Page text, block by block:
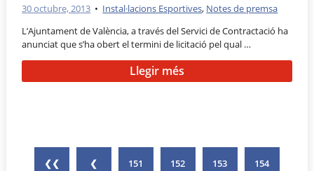
30 octubre, 2013 • Instal·lacions Esportives, Notes de premsa
L’Ajuntament de València, a través del Servici de Contractació ha
anunciat que s’ha obert el termini de licitació pel qual …
Llegir més
❮❮ ❮ 151 152 153 154